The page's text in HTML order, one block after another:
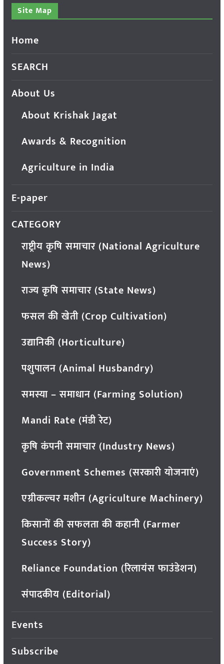
Site Map
Home
SEARCH
About Us
About Krishak Jagat
Awards & Recognition
Agriculture in India
E-paper
CATEGORY
राष्ट्रीय कृषि समाचार (National Agriculture
News)
राज्य कृषि समाचार (State News)
फसल की खेती (Crop Cultivation)
उद्यानिकी (Horticulture)
पशुपालन (Animal Husbandry)
समस्या – समाधान (Farming Solution)
Mandi Rate (मंडी रेट)
कृषि कंपनी समाचार (Industry News)
Government Schemes (सरकारी योजनाएं)
एग्रीकल्चर मशीन (Agriculture Machinery)
किसानों की सफलता की कहानी (Farmer
Success Story)
Reliance Foundation (रिलायंस फाउंडेशन)
संपादकीय (Editorial)
Events
Subscribe